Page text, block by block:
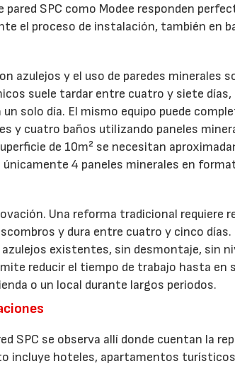
pared SPC como Modee responden
el proceso de instalación, también en
azulejos y el uso de paredes minerales
suele tardar entre cuatro y siete
solo día. El mismo equipo puede
y cuatro baños utilizando paneles
de 10m² se necesitan
únicamente 4 paneles minerales en
Una reforma tradicional requiere
y dura entre cuatro y cinco días.
existentes, sin desmontaje, sin
reducir el tiempo de trabajo hasta en
o un local durante largos periodos.
SPC se observa allí donde cuentan la
incluye hoteles, apartamentos